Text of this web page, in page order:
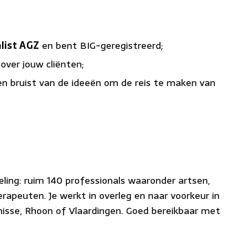
AGZ en bent BIG-geregistreerd;
jouw cliënten;
bruist van de ideeën om de reis te maken van
ruim 140 professionals waaronder artsen,
Je werkt in overleg en naar voorkeur in
Rhoon of Vlaardingen. Goed bereikbaar met